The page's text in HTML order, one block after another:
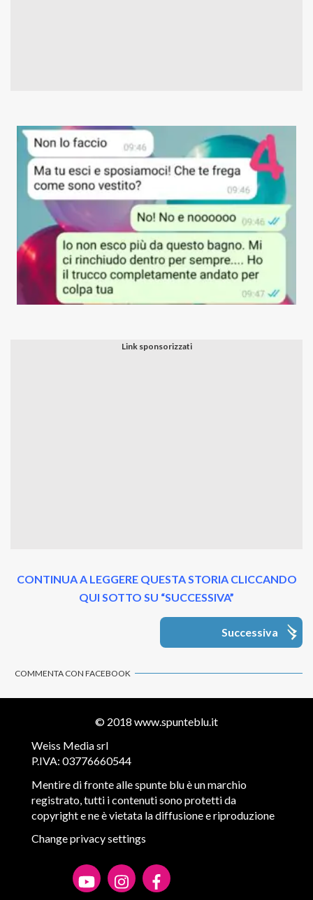
CONTINUA A LEGGERE QUESTA STORIA CLICCANDO
QUI SOTTO SU “SUCCESSIVA”
Successiva
COMMENTA CON FACEBOOK
© 2018 www.spunteblu.it
Weiss Media srl
P.IVA: 03776660544
Mentire di fronte alle spunte blu è un marchio
registrato, tutti i contenuti sono protetti da
copyright e ne è vietata la diffusione e riproduzione
Change privacy settings